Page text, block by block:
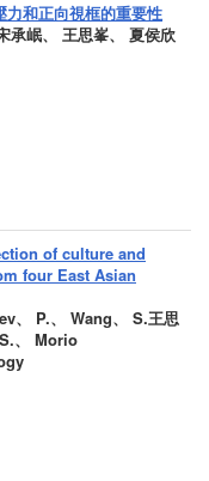
和正向視框的重要性
承岷、 王思峯、 夏侯欣
of culture and
four East Asian
、 P.、 Wang、 S.王思
、 Morio